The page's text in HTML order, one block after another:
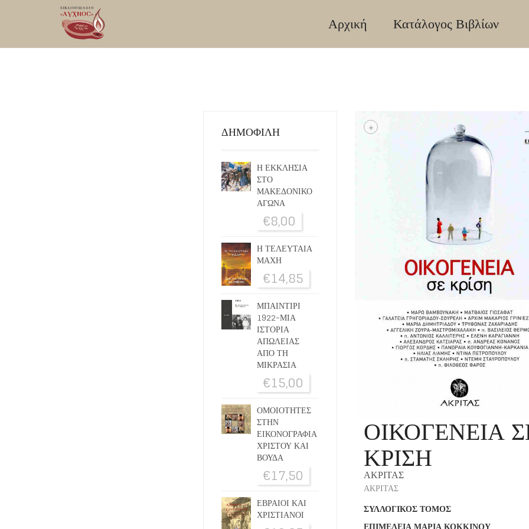
Αρχική Κατάλογος Βιβλίων
+
ΟΙΚΟΓΕΝΕΙΑ
ΚΡΙΣΗ
ΑΚΡΙΤΑΣ
ΑΚΡΙΤΑΣ
ΣΥΛΛΟΓΙΚΟΣ ΤΟΜΟΣ
ΔΗΜΟΦΙΛΗ
Η ΕΚΚΛΗΣΙΑ
ΣΤΟ
ΜΑΚΕΔΟΝΙΚΟ
ΑΓΩΝΑ
€8,00
Η ΤΕΛΕΥΤΑΙΑ
ΜΑΧΗ
€14,85
ΜΠΑΙΝΤΙΡΙ
1922-ΜΙΑ
ΙΣΤΟΡΙΑ
ΑΠΩΛΕΙΑΣ
ΑΠΟ ΤΗ
ΜΙΚΡΑΣΙΑ
€15,00
ΟΜΟΙΟΤΗΤΕΣ
ΣΤΗΝ
ΕΙΚΟΝΟΓΡΑΦΙΑ
ΧΡΙΣΤΟΥ ΚΑΙ
ΒΟΥΔΑ
€17,50
ΕΒΡΑΙΟΙ ΚΑΙ
ΧΡΙΣΤΙΑΝΟΙ